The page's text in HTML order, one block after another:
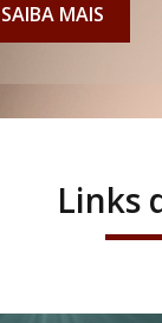
SAIBA MAIS
Links